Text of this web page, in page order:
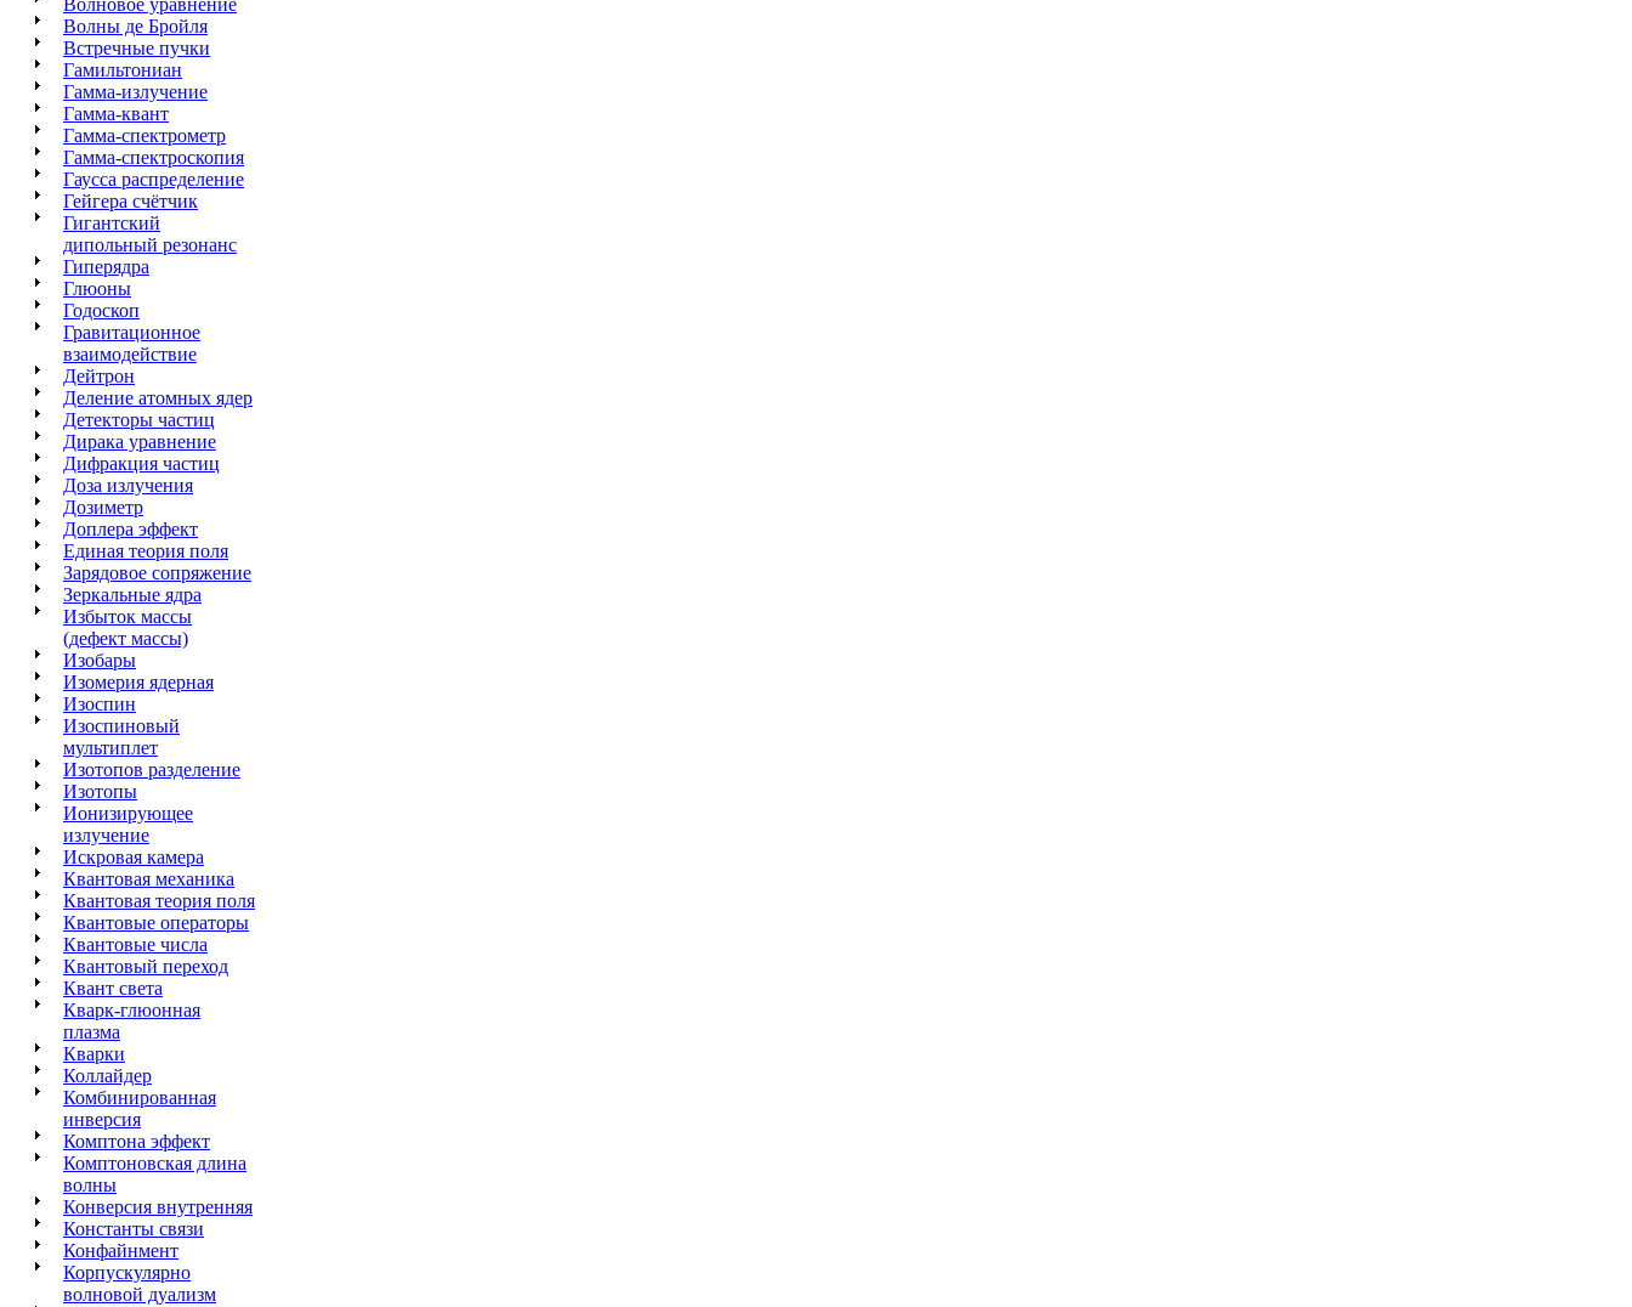
Волновое уравнение
Волны де Бройля
Встречные пучки
Гамильтониан
Гамма-излучение
Гамма-квант
Гамма-спектрометр
Гамма-спектроскопия
Гаусса распределение
Гейгера счётчик
Гигантский
дипольный резонанс
Гиперядра
Глюоны
Годоскоп
Гравитационное
взаимодействие
Дейтрон
Деление атомных ядер
Детекторы частиц
Дирака уравнение
Дифракция частиц
Доза излучения
Дозиметр
Доплера эффект
Единая теория поля
Зарядовое сопряжение
Зеркальные ядра
Избыток массы
(дефект массы)
Изобары
Изомерия ядерная
Изоспин
Изоспиновый
мультиплет
Изотопов разделение
Изотопы
Ионизирующее
излучение
Искровая камера
Квантовая механика
Квантовая теория поля
Квантовые операторы
Квантовые числа
Квантовый переход
Квант света
Кварк-глюонная
плазма
Кварки
Коллайдер
Комбинированная
инверсия
Комптона эффект
Комптоновская длина
волны
Конверсия внутренняя
Константы связи
Конфайнмент
Корпускулярно
волновой дуализм